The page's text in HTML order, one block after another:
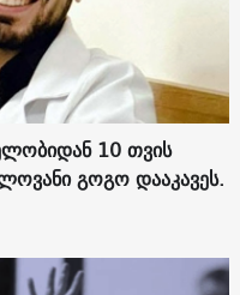
10 თვის
გოგო დააკავეს.